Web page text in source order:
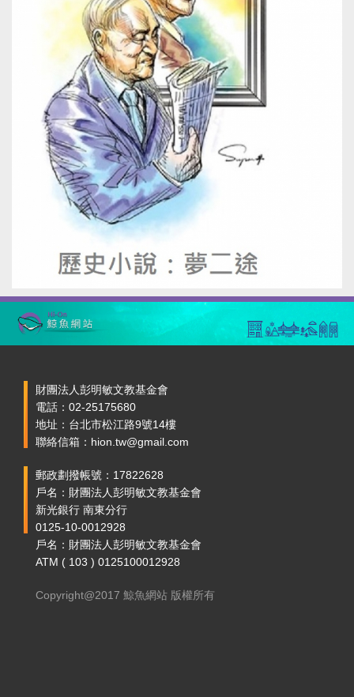
財團法人彭明敏文教基金會
電話：02-25175680
地址：台北市松江路9號14樓
聯絡信箱：hion.tw@gmail.com
郵政劃撥帳號：17822628
戶名：財團法人彭明敏文教基金會
新光銀行 南東分行
0125-10-0012928
戶名：財團法人彭明敏文教基金會
ATM ( 103 ) 0125100012928
Copyright@2017 鯨魚網站 版權所有